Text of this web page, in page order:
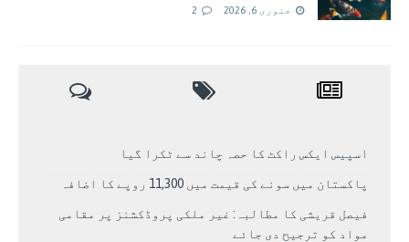
جنوری 6, 2026 2
اسپیس ایکس راکٹ کا حصہ چاند سے ٹکرا گیا
پاکستان میں سونے کی قیمت میں 11,300 روپے کا اضافہ
فیصل قریشی کا مطالبہ: غیر ملکی پروڈکشنز پر مقامی
مواد کو ترجیح دی جائے